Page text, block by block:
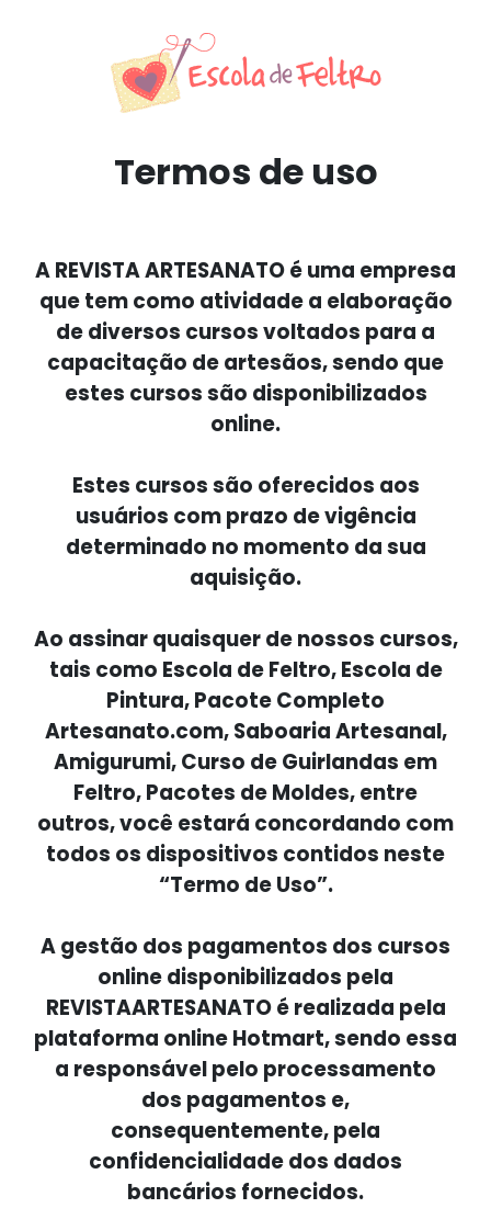
Termos de uso
A REVISTA ARTESANATO é uma empresa
que tem como atividade a elaboração
de diversos cursos voltados para a
capacitação de artesãos, sendo que
estes cursos são disponibilizados
online.
Estes cursos são oferecidos aos
usuários com prazo de vigência
determinado no momento da sua
aquisição.
Ao assinar quaisquer de nossos cursos,
tais como Escola de Feltro, Escola de
Pintura, Pacote Completo
Artesanato.com, Saboaria Artesanal,
Amigurumi, Curso de Guirlandas em
Feltro, Pacotes de Moldes, entre
outros, você estará concordando com
todos os dispositivos contidos neste
“Termo de Uso”.
A gestão dos pagamentos dos cursos
online disponibilizados pela
REVISTAARTESANATO é realizada pela
plataforma online Hotmart, sendo essa
a responsável pelo processamento
dos pagamentos e,
consequentemente, pela
confidencialidade dos dados
bancários fornecidos.